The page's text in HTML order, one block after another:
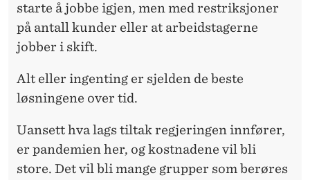
starte å jobbe igjen, men med restriksjoner
på antall kunder eller at arbeidstagerne
jobber i skift.
Alt eller ingenting er sjelden de beste
løsningene over tid.
Uansett hva lags tiltak regjeringen innfører,
er pandemien her, og kostnadene vil bli
store. Det vil bli mange grupper som berøres